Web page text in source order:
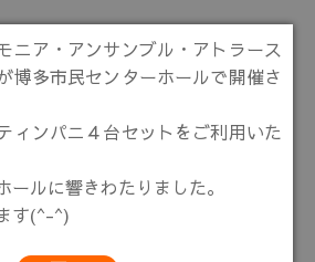
ニア・アンサンブル・アトラース
博多市民センターホールで開催さ
ィンパニ４台セットをご利用いた
ルに響きわたりました。
す(^-^)